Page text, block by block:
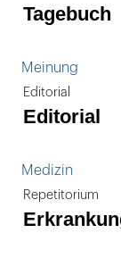
Tagebuch
Meinung
Editorial
Editorial
Medizin
Repetitorium